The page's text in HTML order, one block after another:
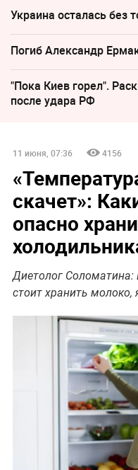
Украина осталась без
Погиб Александр
"Пока Киев горел".
после удара РФ
11 июня, 07:36 4156
скачет»:
опасно
Диетолог Соломатина:
стоит хранить молоко,